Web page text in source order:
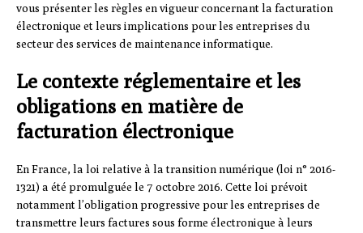
vous présenter les règles en vigueur concernant la facturation
électronique et leurs implications pour les entreprises du
secteur des services de maintenance informatique.
Le contexte réglementaire et les
obligations en matière de
facturation électronique
En France, la loi relative à la transition numérique (loi n° 2016-
1321) a été promulguée le 7 octobre 2016. Cette loi prévoit
notamment l’obligation progressive pour les entreprises de
transmettre leurs factures sous forme électronique à leurs